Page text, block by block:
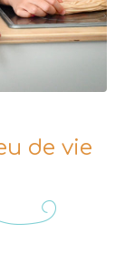
de vie